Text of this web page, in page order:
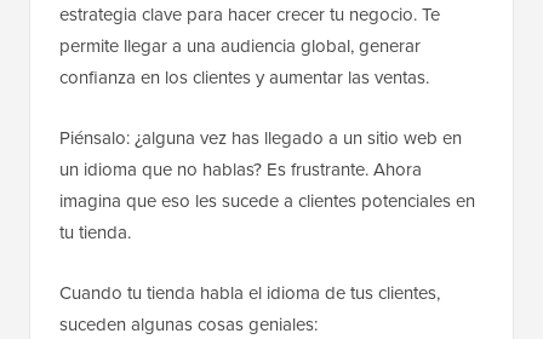
estrategia clave para hacer crecer tu negocio. Te
permite llegar a una audiencia global, generar
confianza en los clientes y aumentar las ventas.
Piénsalo: ¿alguna vez has llegado a un sitio web en
un idioma que no hablas? Es frustrante. Ahora
imagina que eso les sucede a clientes potenciales en
tu tienda.
Cuando tu tienda habla el idioma de tus clientes,
suceden algunas cosas geniales: